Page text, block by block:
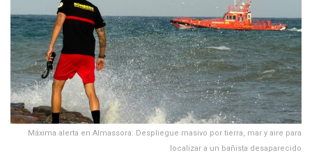
Máxima alerta en Almassora: Despliegue masivo por tierra, mar y aire para
localizar a un bañista desaparecido